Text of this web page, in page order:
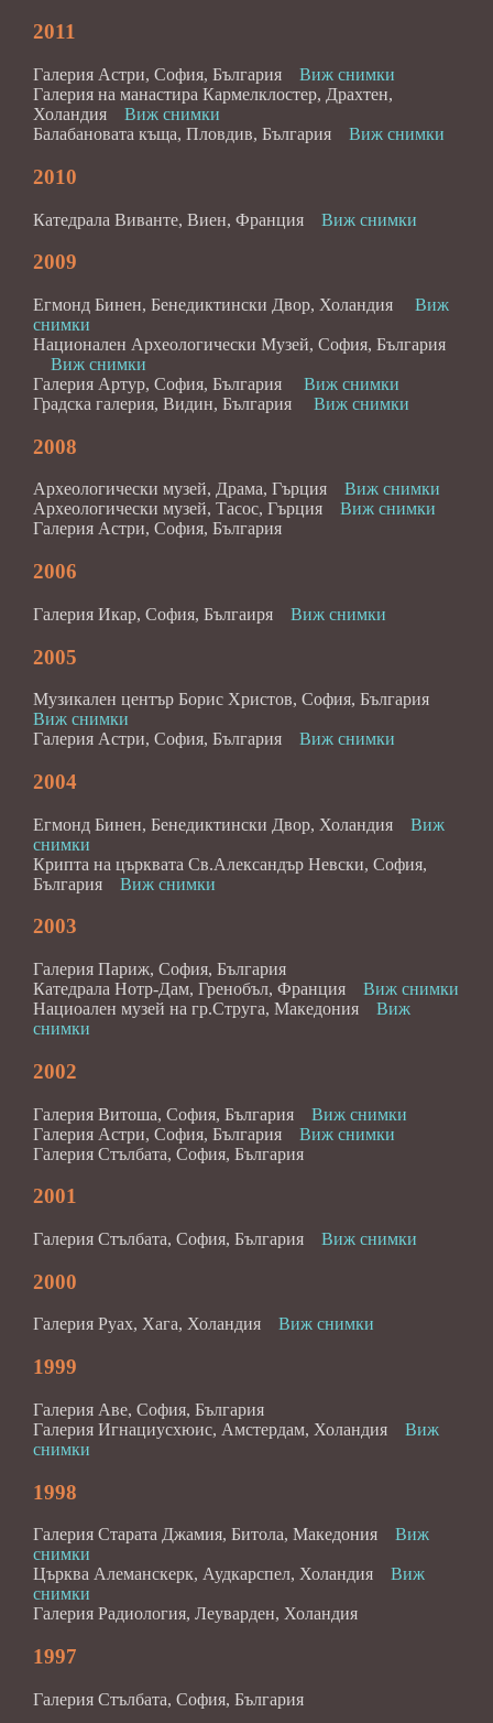
2011
Галерия Астри, София, България Виж снимки
Галерия на манастира Кармелклостер, Драхтен,
Холандия Виж снимки
Балабановата къща, Пловдив, България Виж снимки
2010
Катедрала Виванте, Виен, Франция Виж снимки
2009
Егмонд Бинен, Бенедиктински Двор, Холандия Виж
снимки
Национален Археологически Музей, София, България
Виж снимки
Галерия Артур, София, България Виж снимки
Градска галерия, Видин, България Виж снимки
2008
Археологически музей, Драма, Гърция Виж снимки
Археологически музей, Тасос, Гърция Виж снимки
Галерия Астри, София, България
2006
Галерия Икар, София, Бългаиря Виж снимки
2005
Музикален център Борис Христов, София, България
Виж снимки
Галерия Астри, София, България Виж снимки
2004
Егмонд Бинен, Бенедиктински Двор, Холандия Виж
снимки
Крипта на църквата Св.Александър Невски, София,
България Виж снимки
2003
Галерия Париж, София, България
Катедрала Нотр-Дам, Гренобъл, Франция Виж снимки
Нациоален музей на гр.Струга, Македония Виж
снимки
2002
Галерия Витоша, София, България Виж снимки
Галерия Астри, София, България Виж снимки
Галерия Стълбата, София, България
2001
Галерия Стълбата, София, България Виж снимки
2000
Галерия Руах, Хага, Холандия Виж снимки
1999
Галерия Аве, София, България
Галерия Игнациусхюис, Амстердам, Холандия Виж
снимки
1998
Галерия Старата Джамия, Битола, Македония Виж
снимки
Църква Алеманскерк, Аудкарспел, Холандия Виж
снимки
Галерия Радиология, Леуварден, Холандия
1997
Галерия Стълбата, София, България